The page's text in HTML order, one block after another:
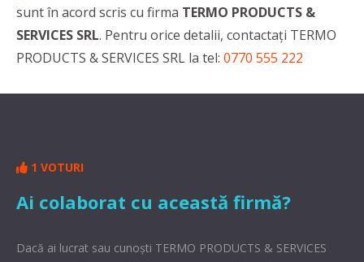
sunt în acord scris cu firma TERMO PRODUCTS &
SERVICES SRL. Pentru orice detalii, contactaţi TERMO
PRODUCTS & SERVICES SRL la tel: 0770 555 222
1 VOTURI
Ai colaborat cu această firmă?
Dacă ai lucrat sau cunoşti TERMO PRODUCTS & SERVICES